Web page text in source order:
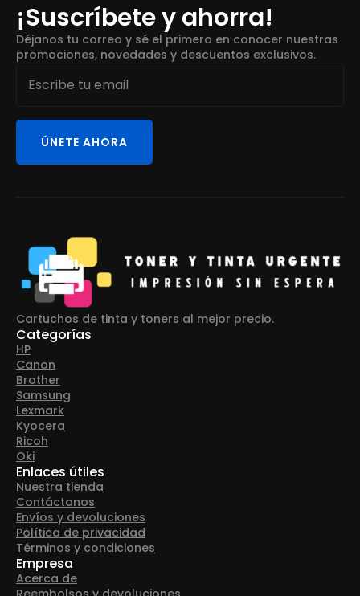
¡Suscríbete y ahorra!
Déjanos tu correo y sé el primero en conocer nuestras
promociones, novedades y descuentos exclusivos.
Email
ÚNETE AHORA
Cartuchos de tinta y toners al mejor precio.
Categorías
HP
Canon
Brother
Samsung
Lexmark
Kyocera
Ricoh
Oki
Enlaces útiles
Nuestra tienda
Contáctanos
Envíos y devoluciones
Política de privacidad
Términos y condiciones
Empresa
Acerca de